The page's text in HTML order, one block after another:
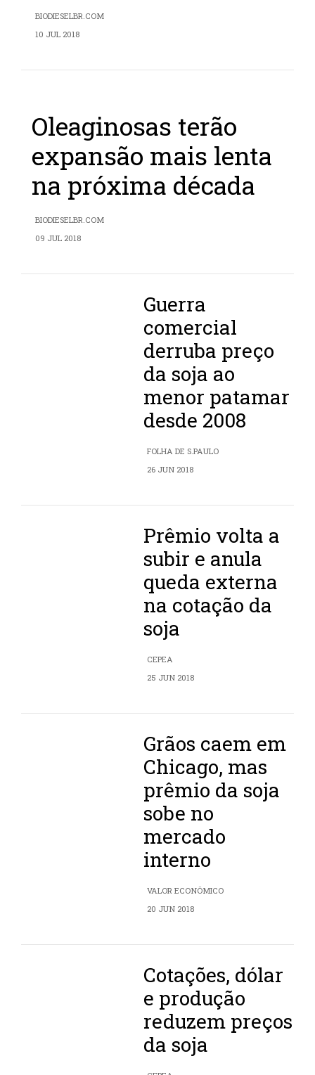
BIODIESELBR.COM
10 JUL 2018
Oleaginosas terão
expansão mais lenta
na próxima década
BIODIESELBR.COM
09 JUL 2018
Guerra
comercial
derruba preço
da soja ao
menor patamar
desde 2008
FOLHA DE S.PAULO
26 JUN 2018
Prêmio volta a
subir e anula
queda externa
na cotação da
soja
CEPEA
25 JUN 2018
Grãos caem em
Chicago, mas
prêmio da soja
sobe no
mercado
interno
VALOR ECONÔMICO
20 JUN 2018
Cotações, dólar
e produção
reduzem preços
da soja